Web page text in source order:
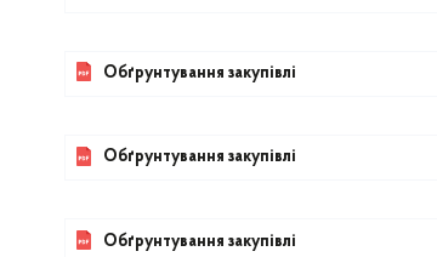
Обґрунтування закупівлі
Обґрунтування закупівлі
Обґрунтування закупівлі